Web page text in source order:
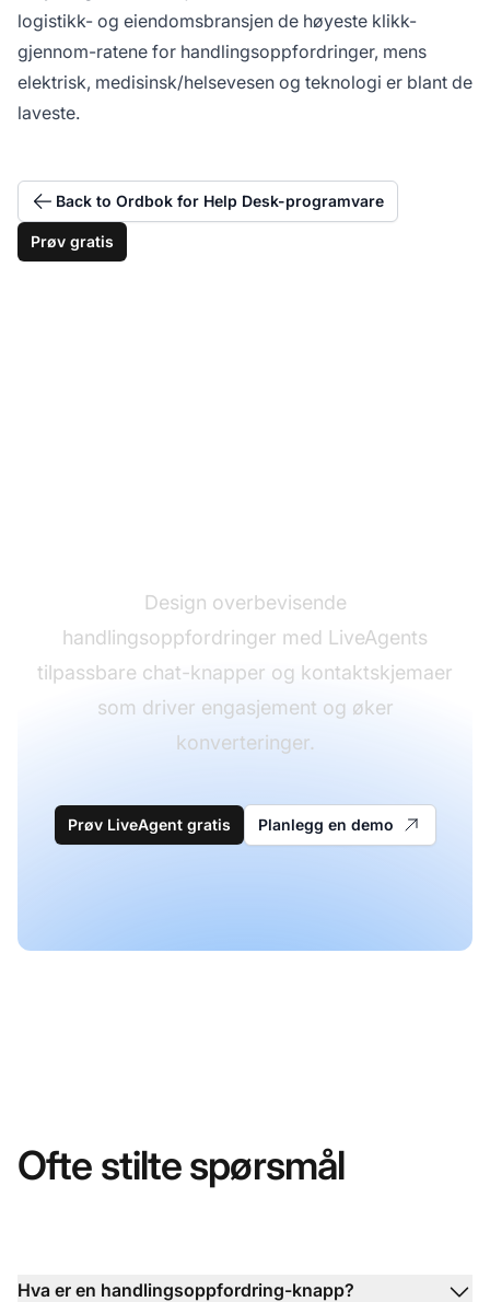
logistikk- og eiendomsbransjen de høyeste klikk-
gjennom-ratene for handlingsoppfordringer, mens
elektrisk, medisinsk/helsevesen og teknologi er blant de
laveste.
Back to Ordbok for Help Desk-programvare
Prøv gratis
Design overbevisende
handlingsoppfordringer med LiveAgents
tilpassbare chat-knapper og kontaktskjemaer
som driver engasjement og øker
konverteringer.
Prøv LiveAgent gratis Planlegg en demo
Ofte stilte spørsmål
Hva er en handlingsoppfordring-knapp?